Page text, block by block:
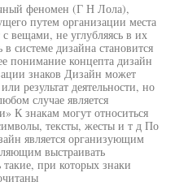
феномен (Г Н Лола),
путем организации места
вещами, не углубляясь в их
системе дизайна становится
понимание концепта дизайн
знаков Дизайн может
результат деятельности, но
случае является
К знакам могут относиться
тексты, жесты и т д По
является организующим
выстраивать
при которых знаки